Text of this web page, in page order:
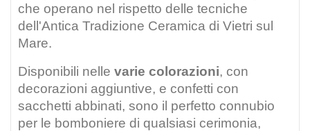
che operano nel rispetto delle tecniche
dell'Antica Tradizione Ceramica di Vietri sul
Mare.
Disponibili nelle varie colorazioni, con
decorazioni aggiuntive, e confetti con
sacchetti abbinati, sono il perfetto connubio
per le bomboniere di qualsiasi cerimonia,